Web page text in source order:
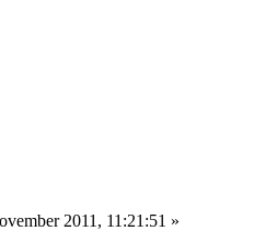
2011, 11:21:51 »